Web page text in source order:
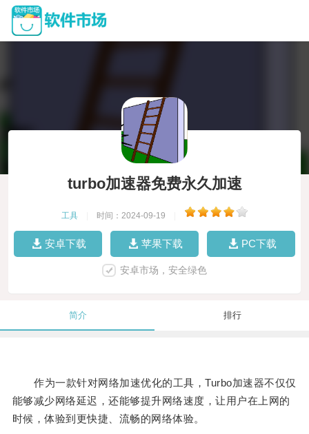
turbo加速器免费永久加速
工具 时间：2024-09-19
安卓下载 苹果下载 PC下载
安卓市场，安全绿色
简介 排行
作为一款针对网络加速优化的工具，Turbo加速器不仅仅
能够减少网络延迟，还能够提升网络速度，让用户在上网的
时候，体验到更快捷、流畅的网络体验。